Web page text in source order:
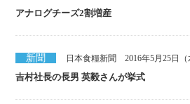
アナログチーズ2割増産
新聞 日本食糧新聞 2016年5月25日（
吉村社長の長男 英毅さんが挙式